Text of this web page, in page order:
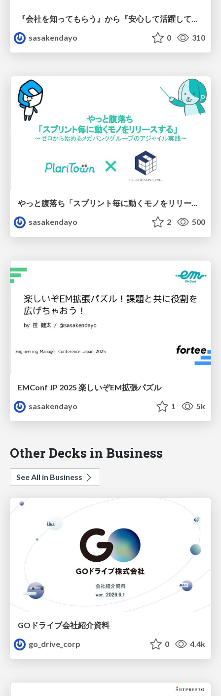
sasakendayo
0 310
やっと腹落ち「スプリント毎に動くモノをリリースする」〜ゼロから始めるメガバンクグループのアジャイル実践〜
sasakendayo
2 500
EMConf JP 2025 楽しいぞEM拡張パズル
sasakendayo
1 5k
Other Decks in Business
See All in Business
GOドライブ会社紹介資料
go_drive_corp
0 4.4k